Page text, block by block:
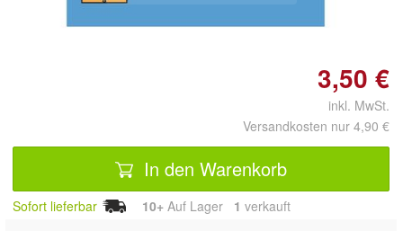
3,50 €
inkl. MwSt.
Versandkosten nur 4,90 €
In den Warenkorb
Sofort lieferbar 10+ Auf Lager 1 verkauft